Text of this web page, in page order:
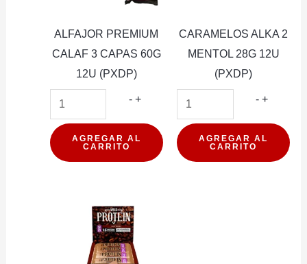
ALFAJOR PREMIUM
CALAF 3 CAPAS 60G
12U (PXDP)
- ALFAJOR
PREMIUM
CALAF
12U
cantidad
+
AGREGAR AL
CARRITO
CARAMELOS ALKA 2
MENTOL 28G 12U
(PXDP)
-
2
MENTOL
+
AGREGAR AL
CARRITO